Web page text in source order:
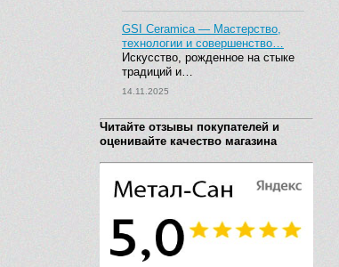
GSI Ceramica — Мастерство,
технологии и совершенство…
Искусство, рожденное на стыке
традиций и…
14.11.2025
Читайте отзывы покупателей и
оценивайте качество магазина